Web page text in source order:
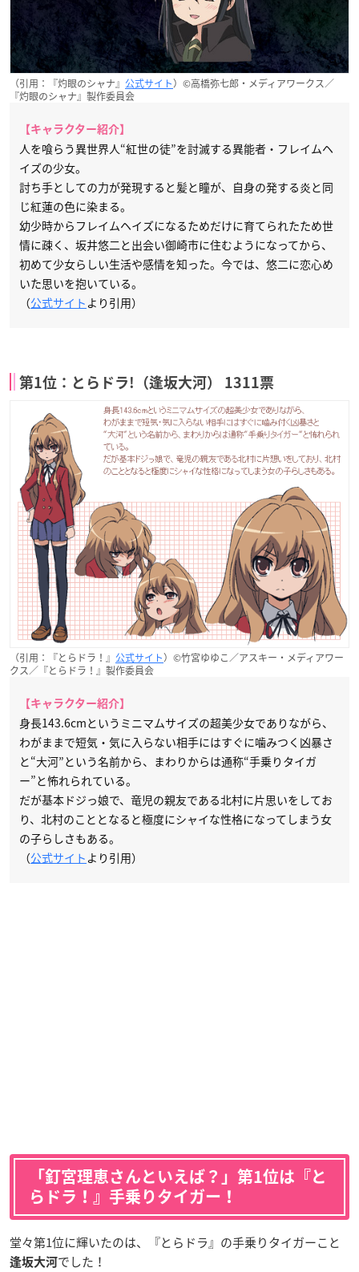
（引用：『灼眼のシャナ』 公式サイト）©高橋弥七郎・メディアワークス／
『灼眼のシャナ』製作委員会
【キャラクター紹介】
人を喰らう異世界人“紅世の徒”を討滅する異能者・フレイムヘ
イズの少女。
討ち手としての力が発現すると髪と瞳が、自身の発する炎と同
じ紅蓮の色に染まる。
幼少時からフレイムヘイズになるためだけに育てられたため世
情に疎く、坂井悠二と出会い御崎市に住むようになってから、
初めて少女らしい生活や感情を知った。今では、悠二に恋心め
いた思いを抱いている。
（公式サイト より引用）
第1位：とらドラ!（逢坂大河） 1311票
（引用：『とらドラ！』 公式サイト）©竹宮ゆゆこ／アスキー・メディアワー
クス／『とらドラ！』製作委員会
【キャラクター紹介】
身長143.6cmというミニマムサイズの超美少女でありながら、
わがままで短気・気に入らない相手にはすぐに噛みつく凶暴さ
と“大河”という名前から、まわりからは通称“手乗りタイガ
ー”と怖れられている。
だが基本ドジっ娘で、竜児の親友である北村に片思いをしてお
り、北村のこととなると極度にシャイな性格になってしまう女
の子らしさもある。
（公式サイト より引用）
「釘宮理恵さんといえば？」第1位は『と
らドラ！』手乗りタイガー！
堂々第1位に輝いたのは、『とらドラ』の手乗りタイガーこと
逢坂大河でした！